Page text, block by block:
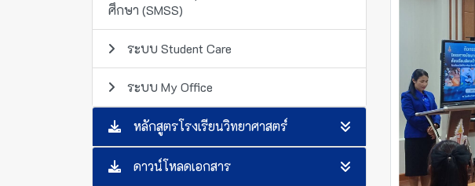
ศึกษา (SMSS)
ระบบ Student Care
ระบบ My Office
หลักสูตรโรงเรียนวิทยาศาสตร์
ดาวน์โหลดเอกสาร